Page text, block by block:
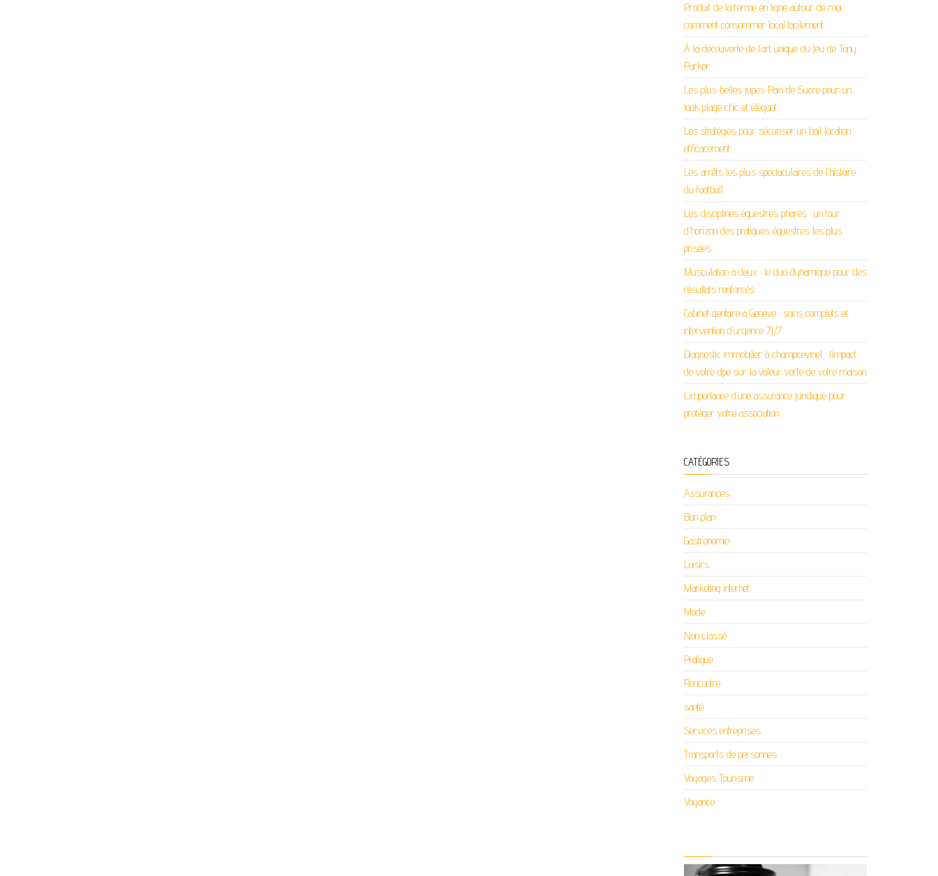
Produit de la ferme en ligne autour de moi :
comment consommer local facilement
À la découverte de l’art unique du jeu de Tony
Parker
Les plus belles jupes Pain de Sucre pour un
look plage chic et élégant
Les stratégies pour sécuriser un bail location
efficacement
Les arrêts les plus spectaculaires de l’histoire
du football
Les disciplines équestres phares : un tour
d’horizon des pratiques équestres les plus
prisées
Musculation à deux : le duo dynamique pour des
résultats renforcés
Cabinet dentaire à Genève : soins complets et
intervention d’urgence 7j/7
Diagnostic immobilier à champcevinel : l’impact
de votre dpe sur la valeur verte de votre maison
L’importance d’une assurance juridique pour
protéger votre association
CATÉGORIES
Assurances
Bon plan
Gastronomie
Loisirs
Marketing internet
Mode
Non classé
Pratique
Rencontre
santé
Services entreprises
Transports de personnes
Voyages Tourisme
Voyance